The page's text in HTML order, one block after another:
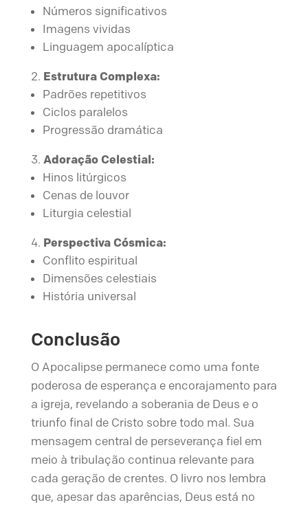
Números significativos
Imagens vividas
Linguagem apocalíptica
Estrutura Complexa:
Padrões repetitivos
Ciclos paralelos
Progressão dramática
Adoração Celestial:
Hinos litúrgicos
Cenas de louvor
Liturgia celestial
Perspectiva Cósmica:
Conflito espiritual
Dimensões celestiais
História universal
Conclusão
O Apocalipse permanece como uma fonte
poderosa de esperança e encorajamento para
a igreja, revelando a soberania de Deus e o
triunfo final de Cristo sobre todo mal. Sua
mensagem central de perseverança fiel em
meio à tribulação continua relevante para
cada geração de crentes. O livro nos lembra
que, apesar das aparências, Deus está no